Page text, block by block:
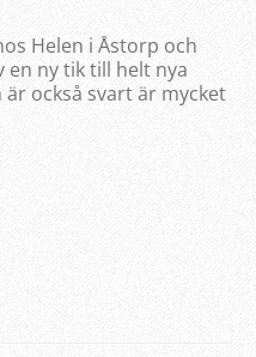
Helen i Åstorp och
en ny tik till helt nya
också svart är mycket